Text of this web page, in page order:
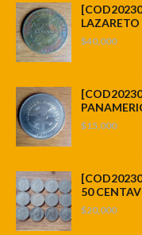
$40,000
$15,000
50
$20,000